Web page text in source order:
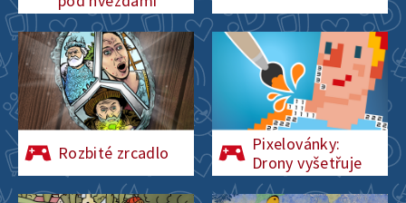
Rozbité zrcadlo
Pixelovánky:
Drony vyšetřuje